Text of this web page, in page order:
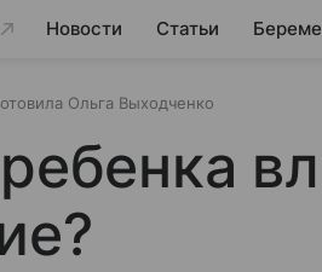
Новости Статьи
Ольга Выходченко